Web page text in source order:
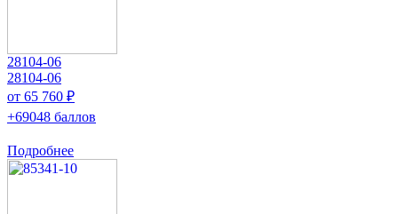
28104-06
28104-06
от 65 760 ₽
+69048 баллов
Подробнее